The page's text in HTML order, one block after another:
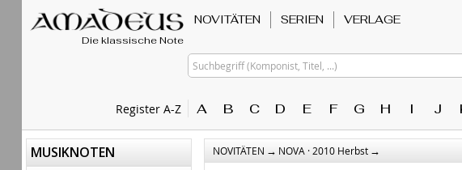
Die klassische Note
Register A-Z
NOVITÄTEN SERIEN VERLAGE
Suchbegriff (Komponist, Titel, ...)
A B C D E F G H I J
MUSIKNOTEN
NOVITÄTEN → NOVA · 2010 Herbst →